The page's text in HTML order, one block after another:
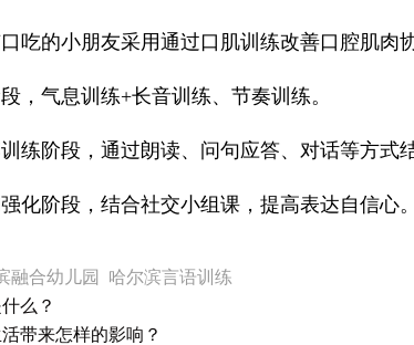
吃的小朋友采用通过口肌训练改善口腔肌肉
，气息训练+长音训练、节奏训练。
练阶段，通过朗读、问句应答、对话等方式
化阶段，结合社交小组课，提高表达自信心。
融合幼儿园 哈尔滨言语训练
么？
带来怎样的影响？